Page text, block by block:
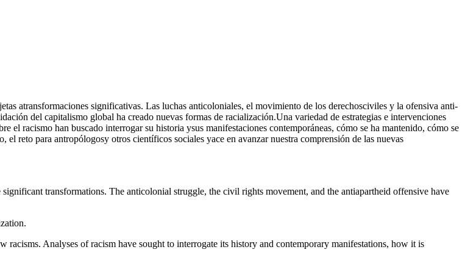
atransformaciones significativas. Las luchas anticoloniales, el movimiento de los derechosciviles y la ofensiva anti-
del capitalismo global ha creado nuevas formas de racialización.Una variedad de estrategias e intervenciones
el racismo han buscado interrogar su historia ysus manifestaciones contemporáneas, cómo se ha mantenido, cómo se
reto para antropólogosy otros científicos sociales yace en avanzar nuestra comprensión de las nuevas
transformations. The anticolonial struggle, the civil rights movement, and the antiapartheid offensive have
racisms. Analyses of racism have sought to interrogate its history and contemporary manifestations, how it is